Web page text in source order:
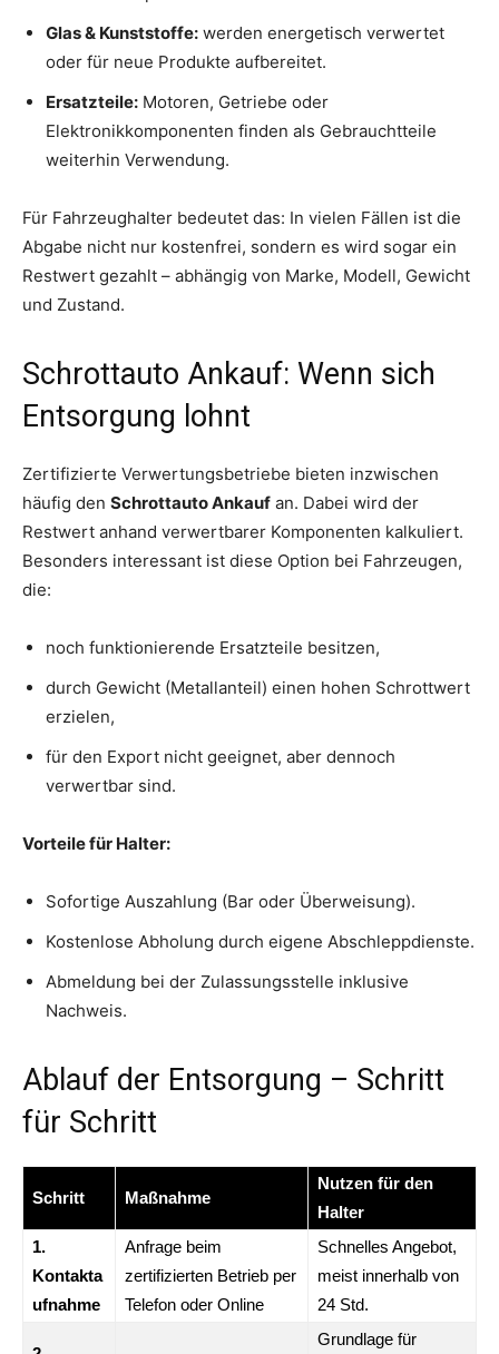
Glas & Kunststoffe: werden energetisch verwertet
oder für neue Produkte aufbereitet.
Ersatzteile: Motoren, Getriebe oder
Elektronikkomponenten finden als Gebrauchtteile
weiterhin Verwendung.
Für Fahrzeughalter bedeutet das: In vielen Fällen ist die
Abgabe nicht nur kostenfrei, sondern es wird sogar ein
Restwert gezahlt – abhängig von Marke, Modell, Gewicht
und Zustand.
Schrottauto Ankauf: Wenn sich
Entsorgung lohnt
Zertifizierte Verwertungsbetriebe bieten inzwischen
häufig den Schrottauto Ankauf an. Dabei wird der
Restwert anhand verwertbarer Komponenten kalkuliert.
Besonders interessant ist diese Option bei Fahrzeugen,
die:
noch funktionierende Ersatzteile besitzen,
durch Gewicht (Metallanteil) einen hohen Schrottwert
erzielen,
für den Export nicht geeignet, aber dennoch
verwertbar sind.
Vorteile für Halter:
Sofortige Auszahlung (Bar oder Überweisung).
Kostenlose Abholung durch eigene Abschleppdienste.
Abmeldung bei der Zulassungsstelle inklusive
Nachweis.
Ablauf der Entsorgung – Schritt
für Schritt
Schritt Maßnahme
Nutzen für den
Halter
1.
Kontakta
ufnahme
Anfrage beim
zertifizierten Betrieb per
Telefon oder Online
Schnelles Angebot,
meist innerhalb von
24 Std.
Grundlage für